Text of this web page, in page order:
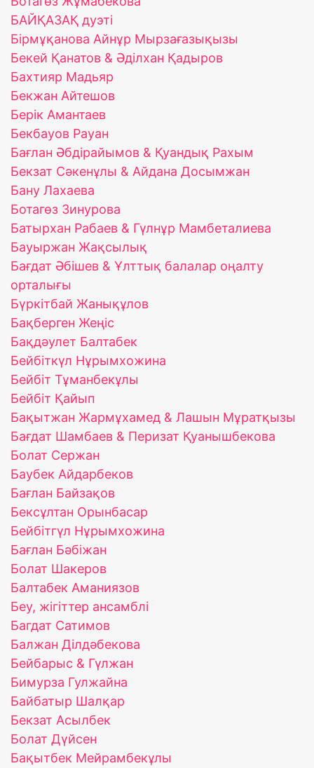
БАЙҚАЗАҚ дуэті
Бірмұқанова Айнұр Мырзағазықызы
Бекей Қанатов & Әділхан Қадыров
Бахтияр Мадьяр
Бекжан Айтешов
Берік Амантаев
Бекбауов Рауан
Бағлан Әбдірайымов & Қуандық Рахым
Бекзат Сәкенұлы & Айдана Досымжан
Бану Лахаева
Ботагөз Зинурова
Батырхан Рабаев & Гүлнұр Мамбеталиева
Бауыржан Жақсылық
Бағдат Әбішев & Ұлттық балалар оңалту
орталығы
Бүркітбай Жанықұлов
Бақберген Жеңіс
Бақдәулет Балтабек
Бейбіткүл Нұрымхожина
Бейбіт Тұманбекұлы
Бейбіт Қайып
Бақытжан Жармұхамед & Лашын Мұратқызы
Бағдат Шамбаев & Перизат Қуанышбекова
Болат Сержан
Баубек Айдарбеков
Бағлан Байзақов
Бексұлтан Орынбасар
Бейбітгүл Нұрымхожина
Бағлан Бәбіжан
Болат Шакеров
Балтабек Аманиязов
Беу, жігіттер ансамблі
Багдат Сатимов
Балжан Ділдәбекова
Бейбарыс & Гүлжан
Бимурза Гулжайна
Байбатыр Шалқар
Бекзат Асылбек
Болат Дүйсен
Бақытбек Мейрамбекұлы